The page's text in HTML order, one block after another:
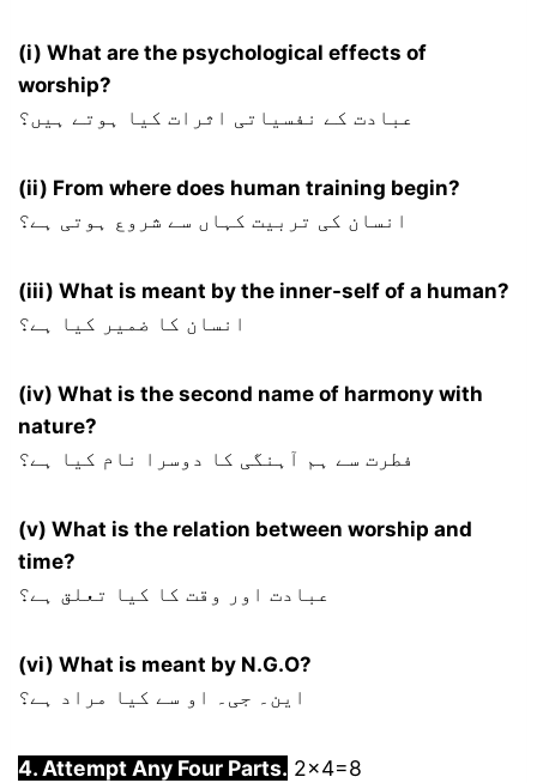
(i) What are the psychological effects of
worship?
عبادت کے نفسیاتی اثرات کیا ہوتے ہیں؟
(ii) From where does human training begin?
انسان کی تربیت کہاں سے شروع ہوتی ہے؟
(iii) What is meant by the inner-self of a human?
انسان کا ضمیر کیا ہے؟
(iv) What is the second name of harmony with
nature?
فطرت سے ہم آہنگی کا دوسرا نام کیا ہے؟
(v) What is the relation between worship and
time?
عبادت اور وقت کا کیا تعلق ہے؟
(vi) What is meant by N.G.O?
این۔ جی۔ او سے کیا مراد ہے؟
4. Attempt Any Four Parts. 2×4=8